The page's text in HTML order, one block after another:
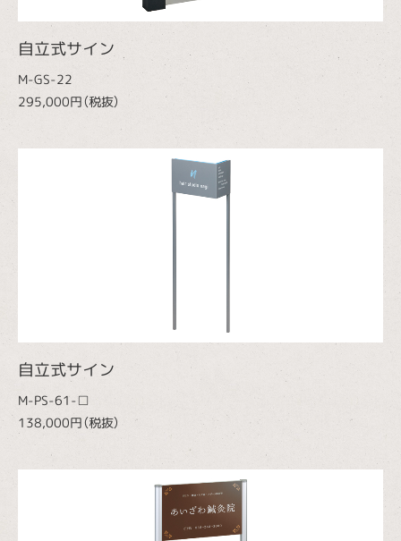
自立式サイン
M-GS-22
295,000円（税抜）
自立式サイン
M-PS-61-□
138,000円（税抜）